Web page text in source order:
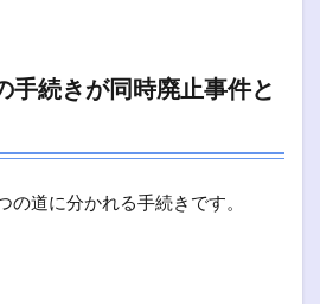
手続きが同時廃止事件と
の道に分かれる手続きです。